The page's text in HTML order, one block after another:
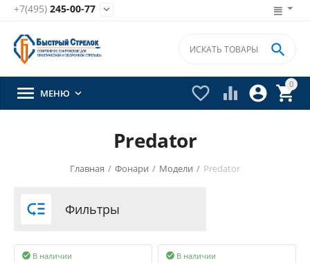
+7(495) 245-00-77 
0


 

 МЕНЮ 
Predator
Главная / Фонари / Модели / Predator
 Фильтры
В наличии
 В наличии
